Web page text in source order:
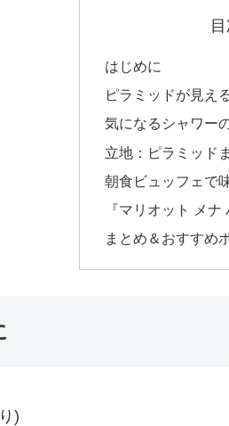
はじめに
ピラミッドが見え
気になるシャワー
立地：ピラミッド
朝食ビュッフェで
『マリオット メ
まとめ＆おすすめ
)